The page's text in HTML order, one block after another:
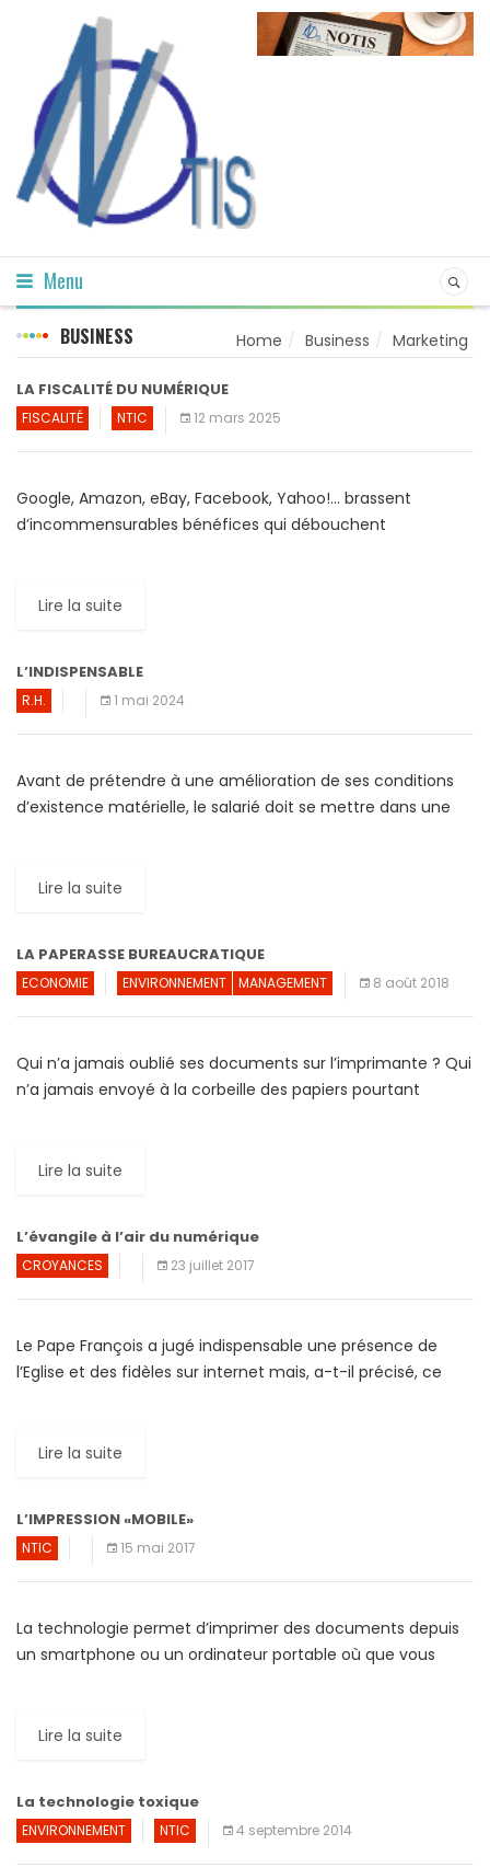
Menu
BUSINESS Home Business Marketing
LA FISCALITÉ DU NUMÉRIQUE
FISCALITÉ NTIC 12 mars 2025
Google, Amazon, eBay, Facebook, Yahoo!… brassent
d’incommensurables bénéfices qui débouchent
Lire la suite
L’INDISPENSABLE
R.H. 1 mai 2024
Avant de prétendre à une amélioration de ses conditions
d’existence matérielle, le salarié doit se mettre dans une
Lire la suite
LA PAPERASSE BUREAUCRATIQUE
ECONOMIE ENVIRONNEMENT MANAGEMENT 8 août 2018
Qui n’a jamais oublié ses documents sur l’imprimante ? Qui
n’a jamais envoyé à la corbeille des papiers pourtant
Lire la suite
L’évangile à l’air du numérique
CROYANCES 23 juillet 2017
Le Pape François a jugé indispensable une présence de
l’Eglise et des fidèles sur internet mais, a-t-il précisé, ce
Lire la suite
L’IMPRESSION «MOBILE»
NTIC 15 mai 2017
La technologie permet d’imprimer des documents depuis
un smartphone ou un ordinateur portable où que vous
Lire la suite
La technologie toxique
ENVIRONNEMENT NTIC 4 septembre 2014